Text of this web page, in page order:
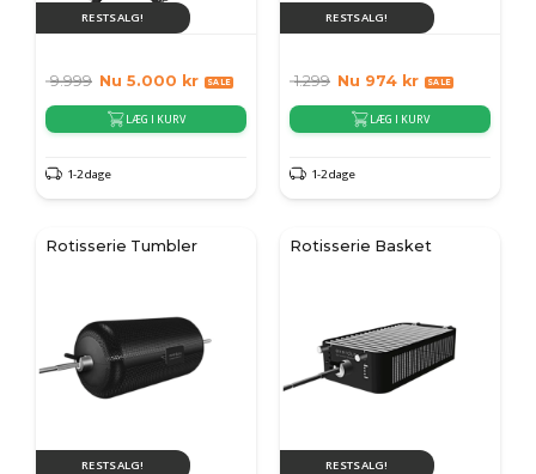
RESTSALG!
9.999 Nu 5.000 kr
LÆG I KURV
1-2 dage
RESTSALG!
1.299 Nu 974 kr
LÆG I KURV
1-2 dage
Rotisserie Tumbler
RESTSALG!
Rotisserie Basket
RESTSALG!